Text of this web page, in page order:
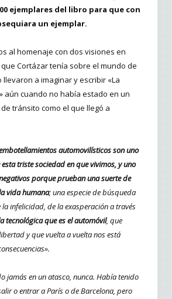
ejemplares del libro para que con
un ejemplar.
al homenaje con dos visiones en
Cortázar tenía sobre el mundo de
a imaginar y escribir «La
aún cuando no había estado en un
tránsito como el que llegó a
automovilísticos son uno
triste sociedad en que vivimos, y uno
porque prueban una suerte de
vida humana; una especie de búsqueda
infelicidad, de la exasperación a través
tecnológica que es el automóvil, que
y que vuelta a vuelta nos está
jamás en un atasco, nunca. Había tenido
o entrar a París o de Barcelona, pero